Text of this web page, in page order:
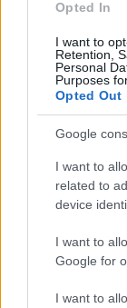
Opted In
I want to
Retention,
Personal
Purposes
Opted Out
Google
I want to
related to
device
I want to
Google for
I want to
Az "Igazi"(All the
Schneider
és annak
Kristen Wiig
melynek
kalamajkához,